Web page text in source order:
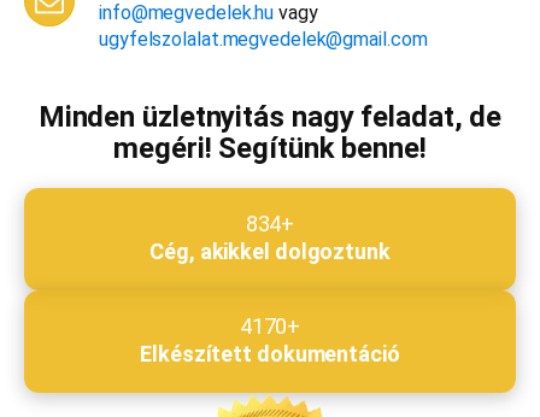
Megjegyzés*
Beküldés
info@megvedelek.hu vagy
ugyfelszolalat.megvedelek@gmail.com
Minden üzletnyitás nagy feladat, de
megéri! Segítünk benne!
834+
Cég, akikkel dolgoztunk
4170+
Elkészített dokumentáció